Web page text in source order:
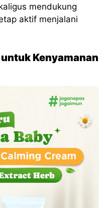
mendukung
aktif menjalani
Kenyamanan